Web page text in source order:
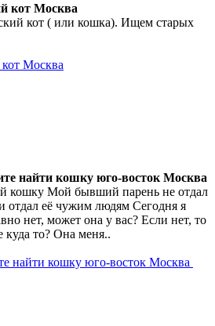
кот Москва
кот ( или кошка). Ищем старых
Москва
найти кошку юго-восток Москва
кошку Мой бывший парень не отдал
отдал её чужим людям Сегодня я
нет, может она у вас? Если нет, то
то? Она меня..
найти кошку юго-восток Москва